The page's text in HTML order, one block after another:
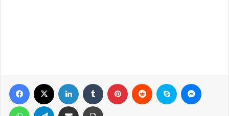
Facebook LinkedIn Tumblr Pinterest Reddit Skype
WhatsAppTelegram Email ile gönder Yazdır